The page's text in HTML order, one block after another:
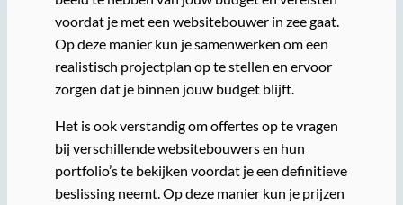
voordat je met een websitebouwer in zee gaat.
Op deze manier kun je samenwerken om een
realistisch projectplan op te stellen en ervoor
zorgen dat je binnen jouw budget blijft.
Het is ook verstandig om offertes op te vragen
bij verschillende websitebouwers en hun
portfolio’s te bekijken voordat je een definitieve
beslissing neemt. Op deze manier kun je prijzen